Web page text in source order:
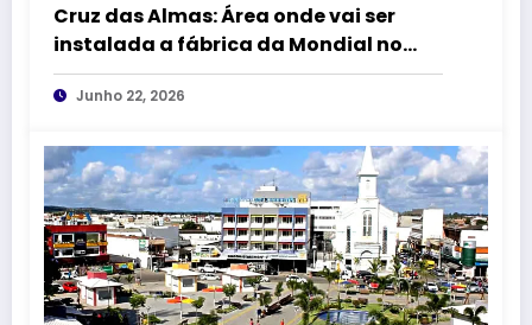
Cruz das Almas: Área onde vai ser
instalada a fábrica da Mondial no
DICA II vai receber 1,5 km de
pavimentação asfáltica
Junho 22, 2026